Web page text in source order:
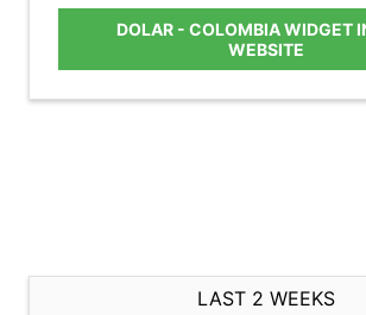
DOLAR - COLOMBIA WIDGET
WEBSITE
LAST 2 WEEKS